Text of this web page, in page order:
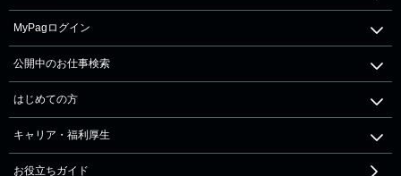
MyPagログイン
公開中のお仕事検索
はじめての方
キャリア・福利厚生
お役立ちガイド